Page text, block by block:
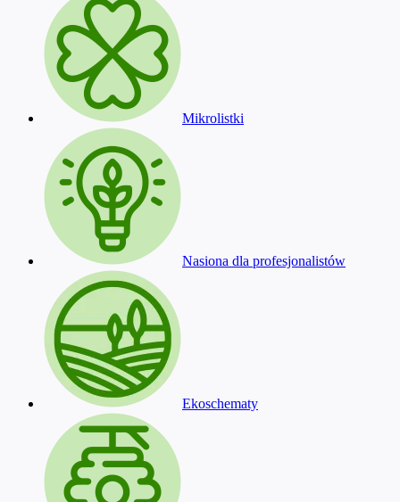
Mikrolistki
Nasiona dla profesjonalistów
Ekoschematy